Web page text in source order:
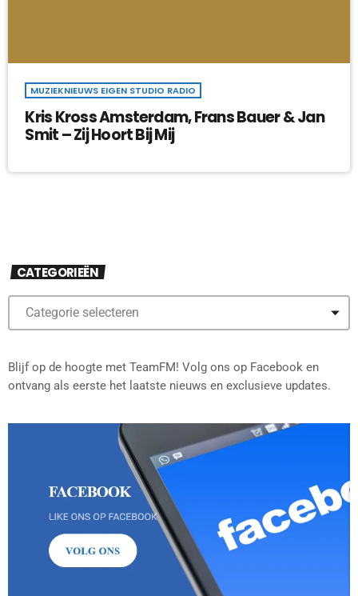
MUZIEKNIEUWS EIGEN STUDIO RADIO
Kris Kross Amsterdam, Frans Bauer & Jan
Smit – Zij Hoort Bij Mij
CATEGORIEËN
Blijf op de hoogte met TeamFM! Volg ons op Facebook en
ontvang als eerste het laatste nieuws en exclusieve updates.